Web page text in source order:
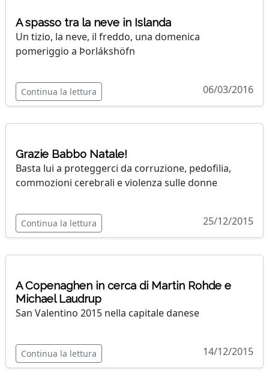
A spasso tra la neve in Islanda
Un tizio, la neve, il freddo, una domenica
pomeriggio a Þorlákshöfn
Continua la lettura 06/03/2016
Grazie Babbo Natale!
Basta lui a proteggerci da corruzione, pedofilia,
commozioni cerebrali e violenza sulle donne
Continua la lettura 25/12/2015
A Copenaghen in cerca di Martin Rohde e
Michael Laudrup
San Valentino 2015 nella capitale danese
Continua la lettura 14/12/2015